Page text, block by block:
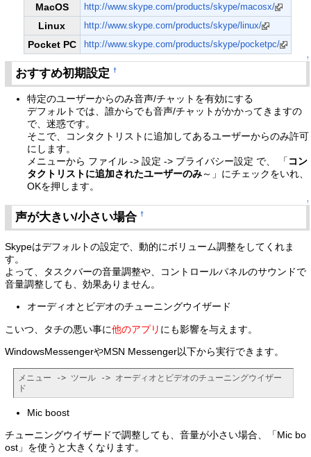
MacOS http://www.skype.com/products/skype/macosx/
Linux http://www.skype.com/products/skype/linux/
Pocket PC http://www.skype.com/products/skype/pocketpc/
↑
おすすめ初期設定†
特定のユーザーからのみ音声/チャットを有効にする
デフォルトでは、誰からでも音声/チャットがかかってきますの
で、迷惑です。
そこで、コンタクトリストに追加してあるユーザーからのみ許可
にします。
メニューから ファイル -> 設定 -> プライバシー設定 で、 「 コン
タクトリストに追加されたユーザーのみ～」にチェックをいれ、
OKを押します。
↑
声が大きい/小さい場合†
Skypeはデフォルトの設定で、動的にボリューム調整をしてくれま
す。
よって、タスクバーの音量調整や、コントロールパネルのサウンドで
音量調整しても、効果ありません。
オーディオとビデオのチューニングウイザード
こいつ、タチの悪い事に他のアプリ にも影響を与えます。
WindowsMessengerやMSN Messenger以下から実行できます。
メニュー -> ツール -> オーディオとビデオのチューニングウイザー
ド
Mic boost
チューニングウイザードで調整しても、音量が小さい場合、「Mic bo
ost」を使うと大きくなります。